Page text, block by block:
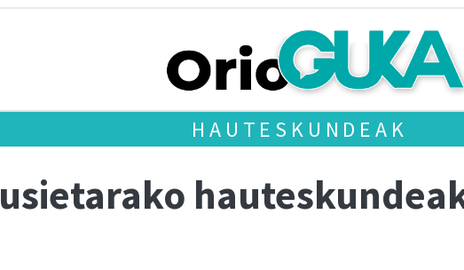
HAUTESKUNDEAK